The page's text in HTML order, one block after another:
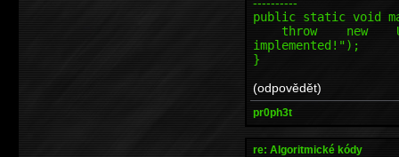
public static void
throw new
implemented!");
}
(odpovědět)
pr0ph3t
re: Algoritmické kódy